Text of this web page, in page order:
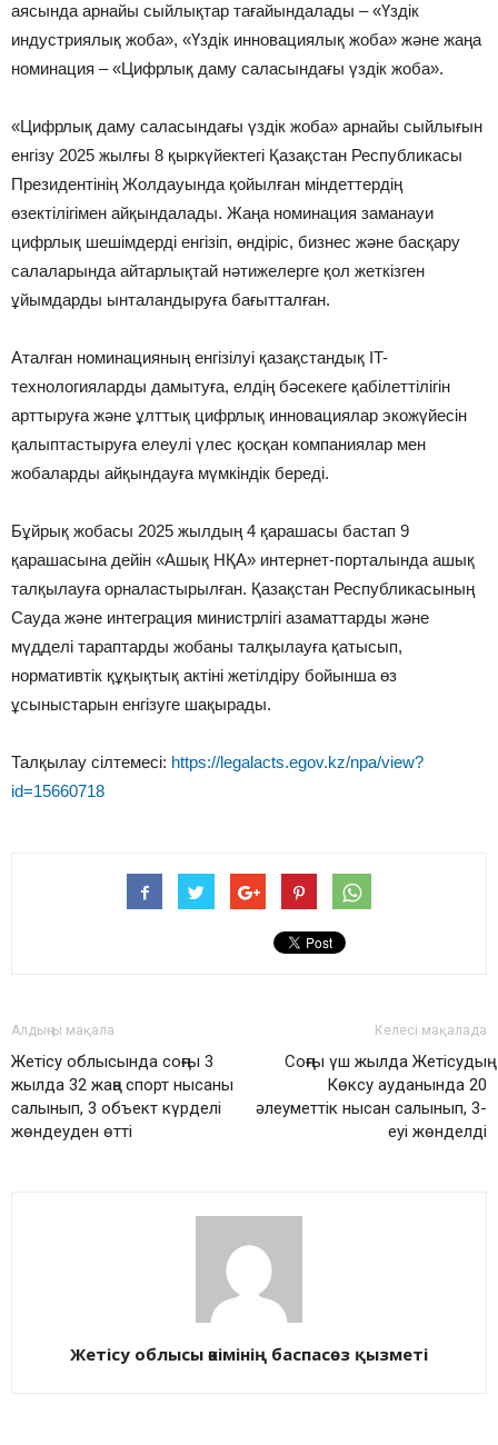
аясында арнайы сыйлықтар тағайындалады – «Үздік
индустриялық жоба», «Үздік инновациялық жоба» және жаңа
номинация – «Цифрлық даму саласындағы үздік жоба».
«Цифрлық даму саласындағы үздік жоба» арнайы сыйлығын
енгізу 2025 жылғы 8 қыркүйектегі Қазақстан Республикасы
Президентінің Жолдауында қойылған міндеттердің
өзектілігімен айқындалады. Жаңа номинация заманауи
цифрлық шешімдерді енгізіп, өндіріс, бизнес және басқару
салаларында айтарлықтай нәтижелерге қол жеткізген
ұйымдарды ынталандыруға бағытталған.
Аталған номинацияның енгізілуі қазақстандық IT-
технологияларды дамытуға, елдің бәсекеге қабілеттілігін
арттыруға және ұлттық цифрлық инновациялар экожүйесін
қалыптастыруға елеулі үлес қосқан компаниялар мен
жобаларды айқындауға мүмкіндік береді.
Бұйрық жобасы 2025 жылдың 4 қарашасы бастап 9
қарашасына дейін «Ашық НҚА» интернет-порталында ашық
талқылауға орналастырылған. Қазақстан Республикасының
Сауда және интеграция министрлігі азаматтарды және
мүдделі тараптарды жобаны талқылауға қатысып,
нормативтік құқықтық актіні жетілдіру бойынша өз
ұсыныстарын енгізуге шақырады.
Талқылау сілтемесі: https://legalacts.egov.kz/npa/view?
id=15660718
Алдыңғы мақала
Жетісу облысында соңғы 3
жылда 32 жаңа спорт нысаны
салынып, 3 объект күрделі
жөндеуден өтті
Келесі мақалада
Соңғы үш жылда Жетісудың
Көксу ауданында 20
әлеуметтік нысан салынып, 3-
еуі жөнделді
Жетісу облысы әкімінің баспасөз қызметі